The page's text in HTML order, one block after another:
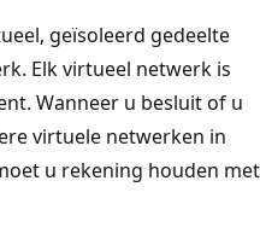
geïsoleerd gedeelte
Elk virtueel netwerk is
Wanneer u besluit of u
virtuele netwerken in
u rekening houden met